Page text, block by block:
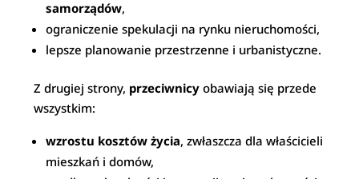
samorządów,
ograniczenie spekulacji na rynku nieruchomości,
lepsze planowanie przestrzenne i urbanistyczne.
Z drugiej strony, przeciwnicy obawiają się przede
wszystkim:
wzrostu kosztów życia, zwłaszcza dla właścicieli
mieszkań i domów,